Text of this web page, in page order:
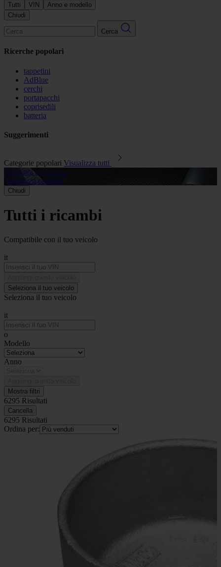
Tutti VIN
Anno e modello
Chiudi
Cerca
Ricerche popolari
tappetini
AdBlue
cerchi
portapacchi
coprisedili
batteria
Suggerimenti
Categorie popolari Visualizza tutti
Tappetini in gomma
Visualizza prodotti
Chiudi
Tutti i ricambi
Compatibile con il tuo veicolo
it
Seleziona il tuo veicolo
Seleziona il tuo veicolo
it
o
Modello
Anno
Mostra filtri
6295 Risultati
Cancella
6295 Risultati
Ordina per: